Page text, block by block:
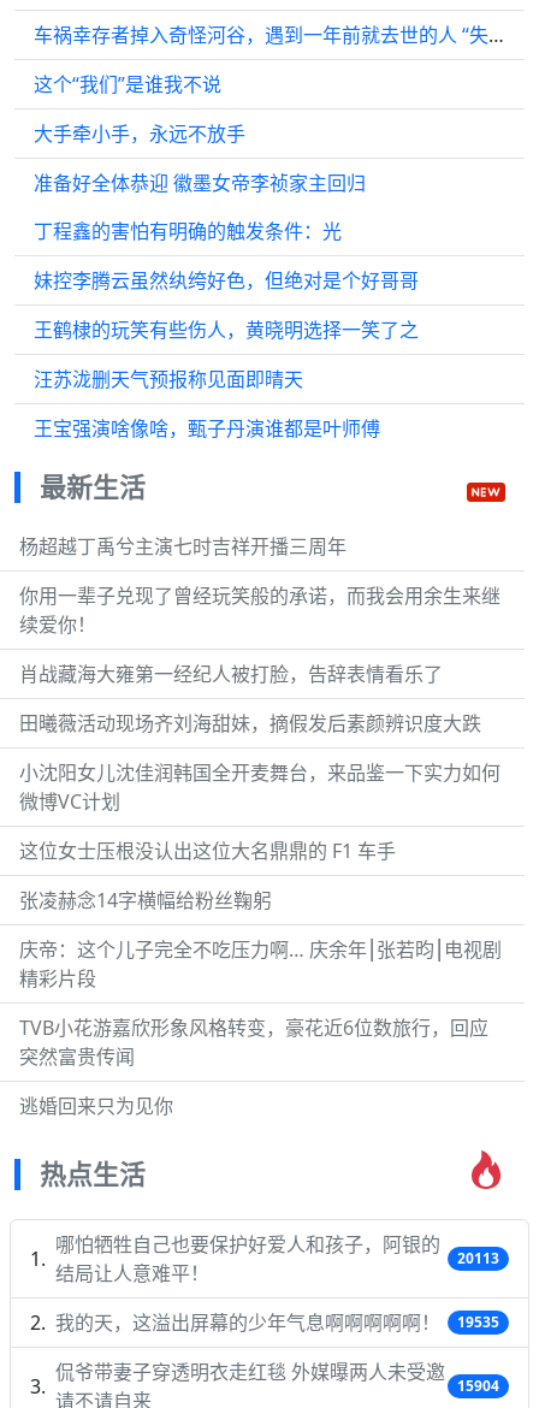
车祸幸存者掉入奇怪河谷，遇到一年前就去世的人 “失踪人口 ”
这个“我们”是谁我不说
大手牵小手，永远不放手
准备好全体恭迎 徽墨女帝李祯家主回归
丁程鑫的害怕有明确的触发条件：光
妹控李腾云虽然纨绔好色，但绝对是个好哥哥
王鹤棣的玩笑有些伤人，黄晓明选择一笑了之
汪苏泷删天气预报称见面即晴天
王宝强演啥像啥，甄子丹演谁都是叶师傅
最新生活
杨超越丁禹兮主演七时吉祥开播三周年
你用一辈子兑现了曾经玩笑般的承诺，而我会用余生来继
续爱你！
肖战藏海大雍第一经纪人被打脸，告辞表情看乐了
田曦薇活动现场齐刘海甜妹，摘假发后素颜辨识度大跌
小沈阳女儿沈佳润韩国全开麦舞台，来品鉴一下实力如何
微博VC计划
这位女士压根没认出这位大名鼎鼎的 F1 车手
张凌赫念14字横幅给粉丝鞠躬
庆帝：这个儿子完全不吃压力啊… 庆余年⎮张若昀⎮电视剧
精彩片段
TVB小花游嘉欣形象风格转变，豪花近6位数旅行，回应
突然富贵传闻
逃婚回来只为见你
热点生活
哪怕牺牲自己也要保护好爱人和孩子，阿银的
结局让人意难平！
20113
我的天，这溢出屏幕的少年气息啊啊啊啊啊！ 19535
侃爷带妻子穿透明衣走红毯 外媒曝两人未受邀
请不请自来
15904